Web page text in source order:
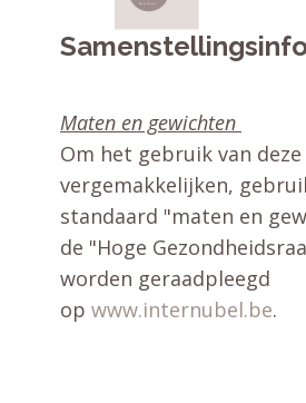
Maten en gewichten
Om het gebruik van
vergemakkelijken,
standaard "maten en
de "Hoge
worden geraadpleegd
op www.internubel.be.